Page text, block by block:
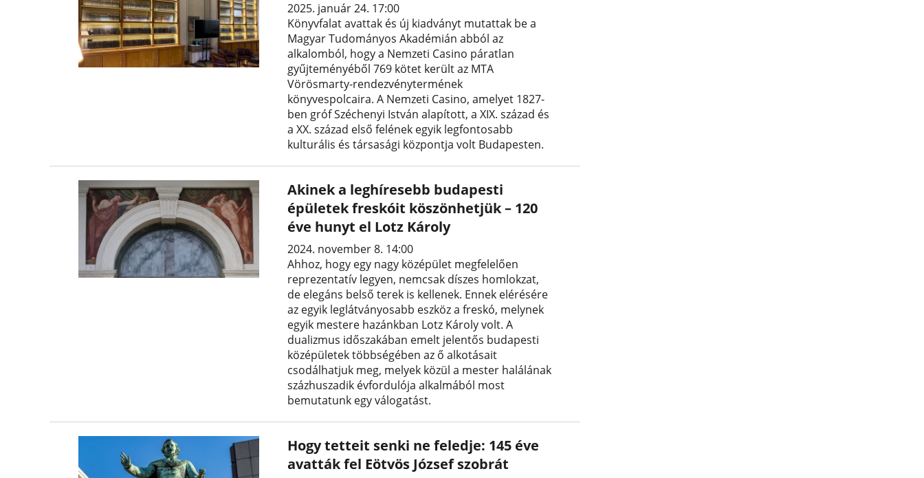
2025. január 24. 17:00
Könyvfalat avattak és új kiadványt mutattak be a
Magyar Tudományos Akadémián abból az
alkalomból, hogy a Nemzeti Casino páratlan
gyűjteményéből 769 kötet került az MTA
Vörösmarty-rendezvénytermének
könyvespolcaira. A Nemzeti Casino, amelyet 1827-
ben gróf Széchenyi István alapított, a XIX. század és
a XX. század első felének egyik legfontosabb
kulturális és társasági központja volt Budapesten.
Akinek a leghíresebb budapesti
épületek freskóit köszönhetjük – 120
éve hunyt el Lotz Károly
2024. november 8. 14:00
Ahhoz, hogy egy nagy középület megfelelően
reprezentatív legyen, nemcsak díszes homlokzat,
de elegáns belső terek is kellenek. Ennek elérésére
az egyik leglátványosabb eszköz a freskó, melynek
egyik mestere hazánkban Lotz Károly volt. A
dualizmus időszakában emelt jelentős budapesti
középületek többségében az ő alkotásait
csodálhatjuk meg, melyek közül a mester halálának
százhuszadik évfordulója alkalmából most
bemutatunk egy válogatást.
Hogy tetteit senki ne feledje: 145 éve
avatták fel Eötvös József szobrát